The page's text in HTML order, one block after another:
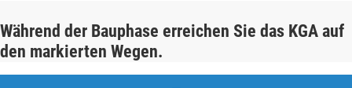
Während der Bauphase erreichen Sie das KGA auf
den markierten Wegen.